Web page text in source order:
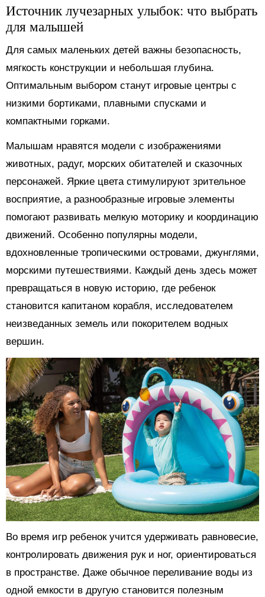
Источник лучезарных улыбок: что выбрать
для малышей
Для самых маленьких детей важны безопасность,
мягкость конструкции и небольшая глубина.
Оптимальным выбором станут игровые центры с
низкими бортиками, плавными спусками и
компактными горками.
Малышам нравятся модели с изображениями
животных, радуг, морских обитателей и сказочных
персонажей. Яркие цвета стимулируют зрительное
восприятие, а разнообразные игровые элементы
помогают развивать мелкую моторику и координацию
движений. Особенно популярны модели,
вдохновленные тропическими островами, джунглями,
морскими путешествиями. Каждый день здесь может
превращаться в новую историю, где ребенок
становится капитаном корабля, исследователем
неизведанных земель или покорителем водных
вершин.
Во время игр ребенок учится удерживать равновесие,
контролировать движения рук и ног, ориентироваться
в пространстве. Даже обычное переливание воды из
одной емкости в другую становится полезным